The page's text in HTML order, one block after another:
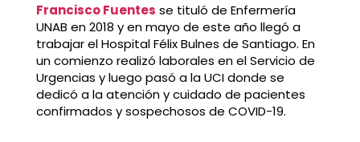
Francisco Fuentes se tituló de Enfermería
UNAB en 2018 y en mayo de este año llegó a
trabajar el Hospital Félix Bulnes de Santiago. En
un comienzo realizó laborales en el Servicio de
Urgencias y luego pasó a la UCI donde se
dedicó a la atención y cuidado de pacientes
confirmados y sospechosos de COVID-19.